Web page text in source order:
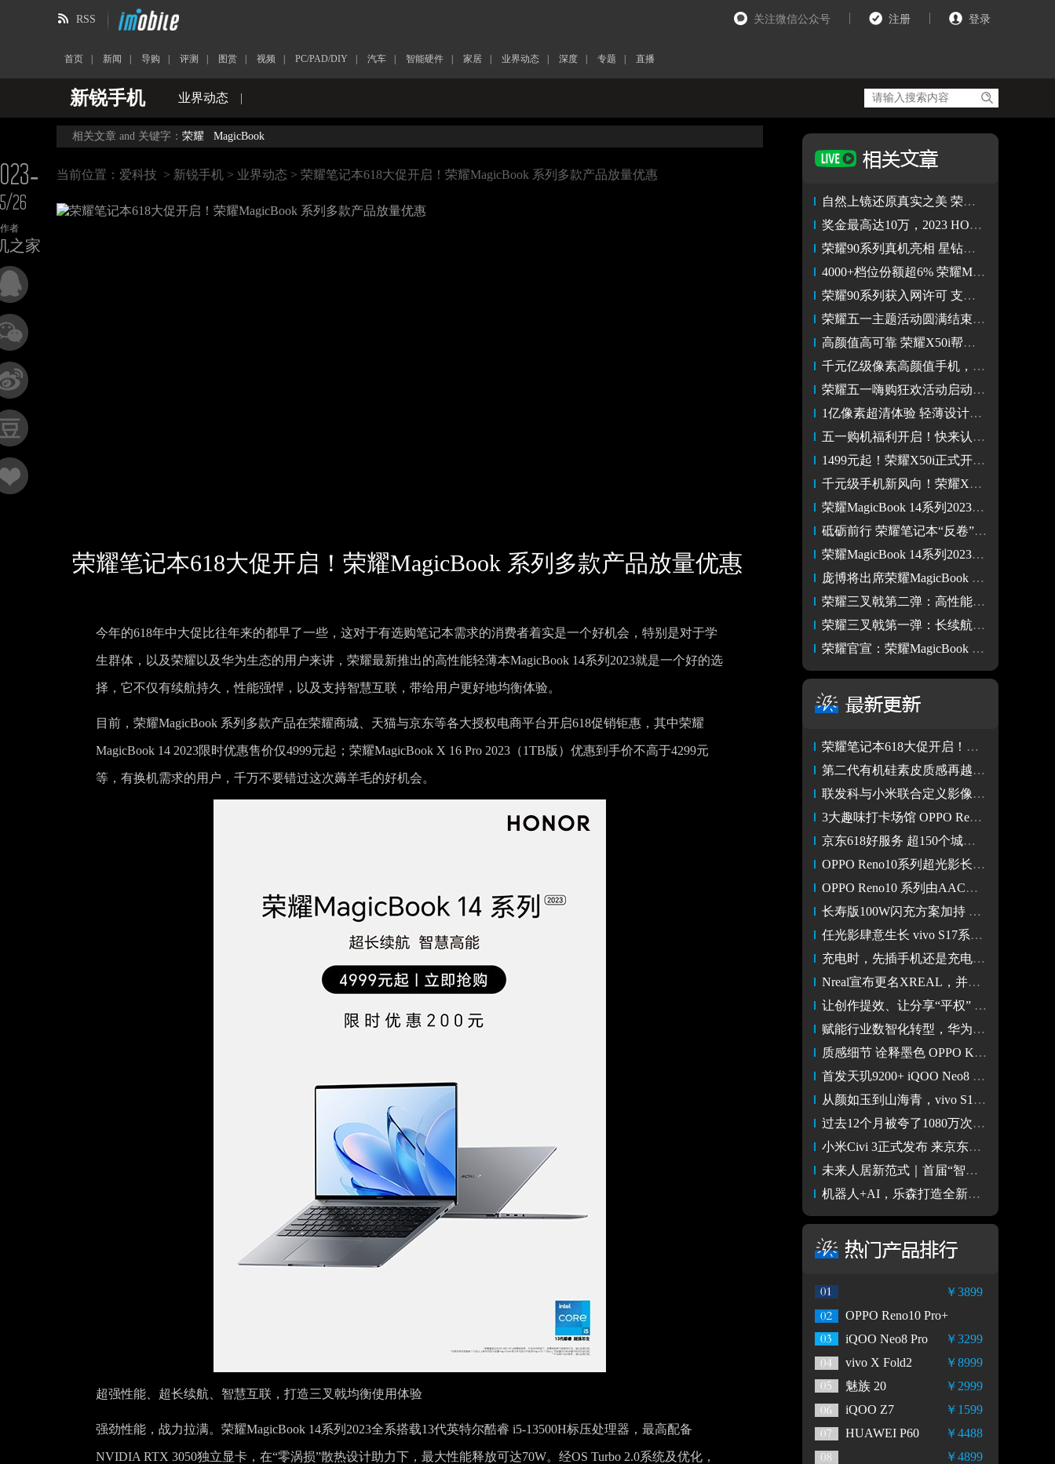
关注微信公众号 注册 登录
RSS
首页 新闻 导购 评测 图赏 视频 PC/PAD/DIY 汽车 智能硬件 家居 业界动态 深度 专题 直播
新锐手机 业界动态 |
26
作者
之家
相关文章 and 关键字： 荣耀 MagicBook
当前位置： 爱科技 > 新锐手机 > 业界动态 > 荣耀笔记本618大促开启！荣耀MagicBook 系列多款产品放量优惠
荣耀笔记本618大促开启！荣耀MagicBook 系列多款产品放量优惠
今年的618年中大促比往年来的都早了一些，这对于有选购笔记本需求的消费者着实是一个好机会，特别是对于学
生群体，以及荣耀以及华为生态的用户来讲，荣耀最新推出的高性能轻薄本MagicBook 14系列2023就是一个好的选
择，它不仅有续航持久，性能强悍，以及支持智慧互联，带给用户更好地均衡体验。
目前，荣耀MagicBook 系列多款产品在荣耀商城、天猫与京东等各大授权电商平台开启618促销钜惠，其中荣耀
MagicBook 14 2023限时优惠售价仅4999元起；荣耀MagicBook X 16 Pro 2023（1TB版）优惠到手价不高于4299元
等，有换机需求的用户，千万不要错过这次薅羊毛的好机会。
超强性能、超长续航、智慧互联 ，打造三叉戟均衡使用体验
强劲性能，战力拉满。 荣耀MagicBook 14系列2023全系搭载13代英特尔酷睿 i5-13500H标压处理器，最高配备
NVIDIA RTX 3050独立显卡，在“零涡损”散热设计助力下，最大性能释放可达70W。经OS Turbo 2.0系统及优化，
自然上镜还原真实之美 荣耀90系列2亿像素写真相机即将登场
奖金最高达10万，2023 HONOR Talents荣耀开发者大赛正式启动
荣耀90系列真机亮相 星钻银太惊艳 影像技术或有突破式升级
4000+档位份额超6% 荣耀Magic5系列持续热销
荣耀90系列获入网许可 支持66W快充配备2亿像素主摄
荣耀五一主题活动圆满结束 你的美好假期，一路有荣耀相伴
高颜值高可靠 荣耀X50i帮我实现了一个亿的小目标
千元亿级像素高颜值手机，荣耀X50i上市成就好口碑
荣耀五一嗨购狂欢活动启动在即，全国门店联动陪伴精彩出游
1亿像素超清体验 轻薄设计高颜值！荣耀X50i正式发售 仅1499元起
五一购机福利开启！快来认领荣耀Magic5系列专属权益
1499元起！荣耀X50i正式开售 京东手机小时购1小时就到手
千元级手机新风向！荣耀X50i发布：1亿像素超清影像 售1499元起
荣耀MagicBook 14系列2023今日开售！首销尊享价4999元起
砥砺前行 荣耀笔记本“反卷”海外市场的元年
荣耀MagicBook 14系列2023 发布，首销优惠价4999元起
庞博将出席荣耀MagicBook 14发布会现场 “三叉戟”等待解锁
荣耀三叉戟第二弹：高性能，荣耀笔记本MagicBook 14新品将上市
荣耀三叉戟第一弹：长续航 荣耀笔记本MagicBook 14新品值得期待
荣耀官宣：荣耀MagicBook 14系列新品发布会定档4月13日
荣耀笔记本618大促开启！荣耀MagicBook 系列多款产品放量优惠
第二代有机硅素皮质感再越级 真我GT Neo5 SE图赏
联发科与小米联合定义影像特长芯 Civi 3搭载天玑8200-Ultra
3大趣味打卡场馆 OPPO Reno10系列携手天真蓝用长焦拍你所爱
京东618好服务 超150个城市实现Apple自营小时购1小时送达
OPPO Reno10系列超光影长焦与广角镜头，来自辰瑞光学
OPPO Reno10 系列由AAC瑞声科技加持 感知系统全面升级
长寿版100W闪充方案加持 OPPO Reno10 Pro+带来旗舰级回血能力
任光影肆意生长 vivo S17系列山海青把流动山海融入手机
充电时，先插手机还是充电器？(测试)
Nreal宣布更名XREAL，并推出多项产品升级
让创作提效、让分享“平权” 百度有驾即将上线AI创作“黑科技”
赋能行业数智化转型，华为擎云亮相2023数博会
质感细节 诠释墨色 OPPO K11x 墨玉图赏
首发天玑9200+ iQOO Neo8 Pro性能+游戏测试
从颜如玉到山海青，vivo S17 从潮流中找到东方美学
过去12个月被夸了1080万次服务好 TA到底好在哪里？
小米Civi 3正式发布 来京东618以旧换新购机至高补贴400元
未来人居新范式｜首届“智愈之境”特展亮相深圳时尚家居设计周
机器人+AI，乐森打造全新家庭娱乐场景互动体验
￥3899
OPPO Reno10 Pro+
￥3299
iQOO Neo8 Pro
￥8999
vivo X Fold2
￥2999
魅族 20
￥1599
iQOO Z7
￥4488
HUAWEI P60
￥4899